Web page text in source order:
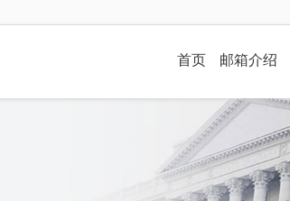
首页 邮箱介绍